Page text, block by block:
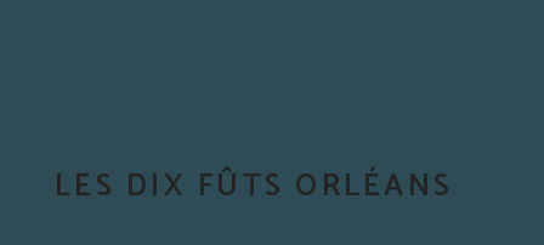
LES DIX FÛTS ORLÉANS